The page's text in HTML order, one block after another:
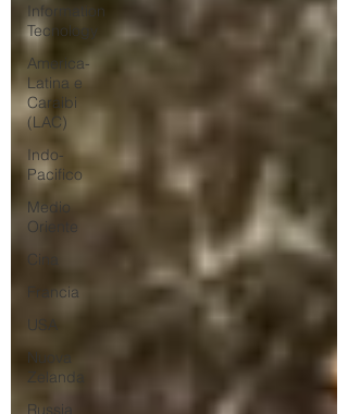
Information
Tecnology
America-
Latina e
Caraibi
(LAC)
Indo-
Pacifico
Medio
Oriente
Cina
Francia
USA
Nuova
Zelanda
Russia